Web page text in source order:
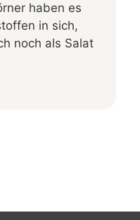
haben es
in sich,
noch als Salat